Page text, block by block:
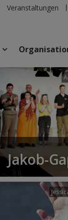
Veranstaltungen
Personen
Jakob-